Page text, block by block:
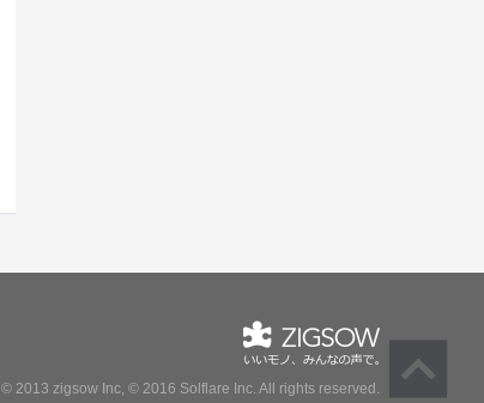
© 2013 zigsow Inc, © 2016 Solflare Inc. All rights reserved.